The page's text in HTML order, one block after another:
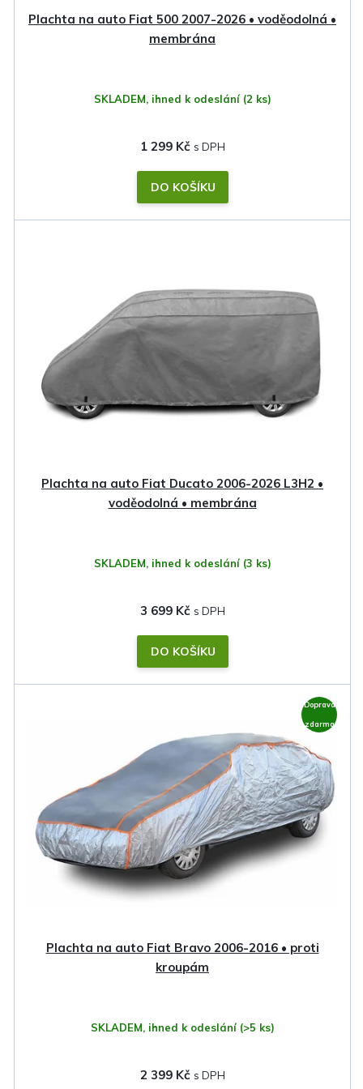
Plachta na auto Fiat 500 2007-2026 • voděodolná •
membrána
SKLADEM, ihned k odeslání (2 ks)
1 299 Kč
DO KOŠÍKU
Plachta na auto Fiat Ducato 2006-2026 L3H2 •
voděodolná • membrána
SKLADEM, ihned k odeslání (3 ks)
3 699 Kč
DO KOŠÍKU
Doprava
zdarma
Plachta na auto Fiat Bravo 2006-2016 • proti
kroupám
SKLADEM, ihned k odeslání (>5 ks)
2 399 Kč